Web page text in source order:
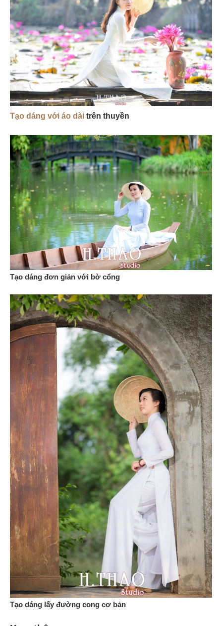
Tạo dáng với áo dài trên thuyền
Tạo dáng đơn giản với bờ cổng
Tạo dáng lấy đường cong cơ bản